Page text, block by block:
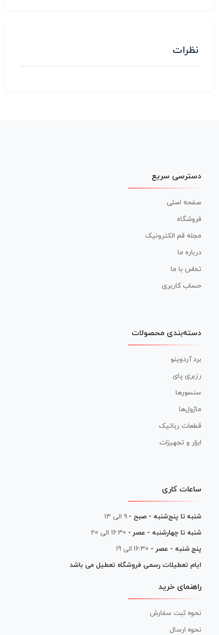
نظرات
دسترسی سریع
صفحه اصلی
فروشگاه
مجله قم الکترونیک
درباره ما
تماس با ما
حساب کاربری
دسته‌بندی محصولات
برد آردوینو
رزبری پای
سنسورها
ماژول‌ها
قطعات رباتیک
ابزار و تجهیزات
ساعات کاری
شنبه تا پنج‌شنبه - صبح - ۹ الی ۱۳
شنبه تا چهارشنبه - عصر - 16:30 الی 20
پنج شنبه - عصر - 16:30 الی 19
ایام تعطیلات رسمی فروشگاه تعطیل می باشد
راهنمای خرید
نحوه ثبت سفارش
نحوه ارسال